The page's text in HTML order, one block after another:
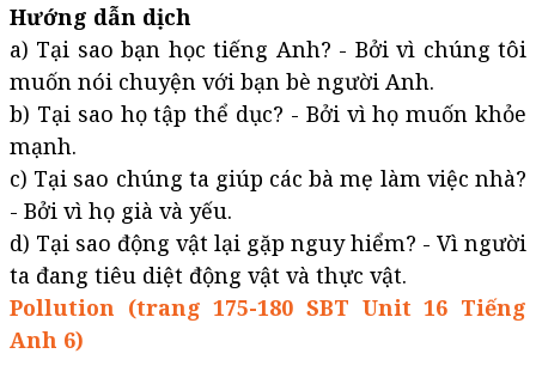
Hướng dẫn dịch
a) Tại sao bạn học tiếng Anh? - Bởi vì chúng tôi
muốn nói chuyện với bạn bè người Anh.
b) Tại sao họ tập thể dục? - Bởi vì họ muốn khỏe
mạnh.
c) Tại sao chúng ta giúp các bà mẹ làm việc nhà?
- Bởi vì họ già và yếu.
d) Tại sao động vật lại gặp nguy hiểm? - Vì người
ta đang tiêu diệt động vật và thực vật.
Pollution (trang 175-180 SBT Unit 16 Tiếng
Anh 6)